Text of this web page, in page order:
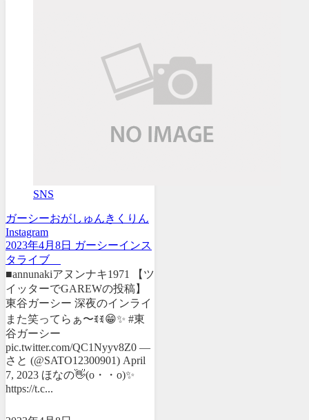
SNS
ガーシーおがしゅんきくりん
Instagram
2023年4月8日 ガーシーインス
タライブ
■annunakiアヌンナキ1971 【ツ
イッターでGAREWの投稿】
東谷ガーシー 深夜のインライ
また笑ってらぁ〜ꉂꉂ😁✨ #東
谷ガーシー
pic.twitter.com/QC1Nyyv8Z0 —
さと (@SATO12300901) April
7, 2023 ほなの👋(o・・o)✨
https://t.c...